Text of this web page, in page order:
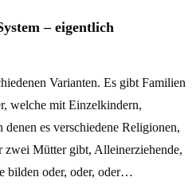
– eigentlich
Varianten. Es gibt Familien
welche mit Einzelkindern,
es verschiedene Religionen,
Mütter gibt, Alleinerziehende,
bilden oder, oder, oder…